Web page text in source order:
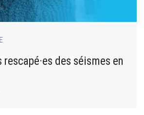
des séismes en